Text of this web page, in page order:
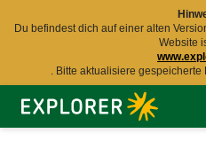
Du befindest dich auf einer alten
Website
. Bitte aktualisiere
Explorer
Fernreisen